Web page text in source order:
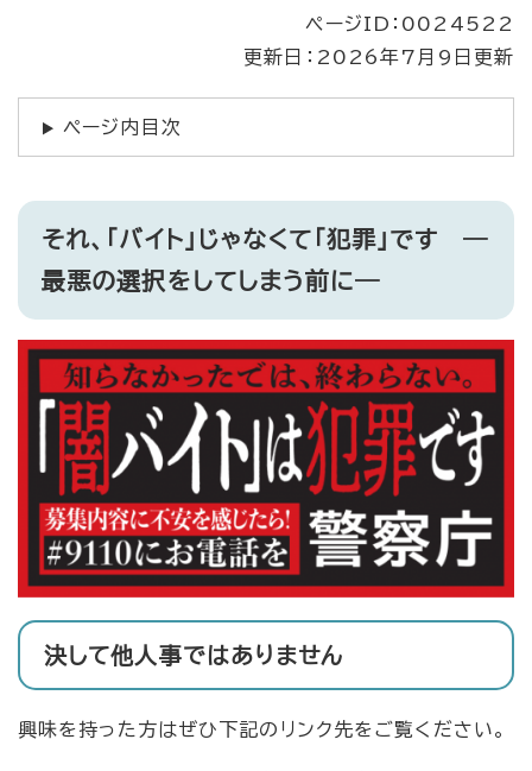
ページID：0024522
更新日：2026年7月9日更新
ページ内目次
それ、「バイト」じゃなくて「犯罪」です ―
最悪の選択をしてしまう前に―
決して他人事ではありません
興味を持った方はぜひ下記のリンク先をご覧ください。